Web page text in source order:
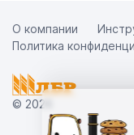
© 2026
О компании
Политика